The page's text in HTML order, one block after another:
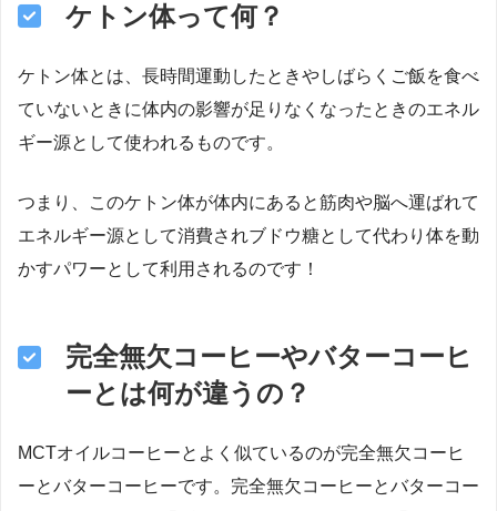
ケトン体って何？
ケトン体とは、長時間運動したときやしばらくご飯を食べ
ていないときに体内の影響が足りなくなったときのエネル
ギー源として使われるものです。
つまり、このケトン体が体内にあると筋肉や脳へ運ばれて
エネルギー源として消費されブドウ糖として代わり体を動
かすパワーとして利用されるのです！
完全無欠コーヒーやバターコーヒ
ーとは何が違うの？
MCTオイルコーヒーとよく似ているのが完全無欠コーヒ
ーとバターコーヒーです。完全無欠コーヒーとバターコー